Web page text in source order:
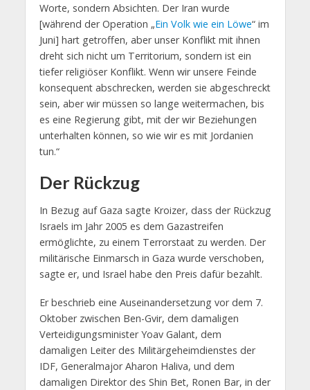
Worte, sondern Absichten. Der Iran wurde
[während der Operation „Ein Volk wie ein Löwe“ im
Juni] hart getroffen, aber unser Konflikt mit ihnen
dreht sich nicht um Territorium, sondern ist ein
tiefer religiöser Konflikt. Wenn wir unsere Feinde
konsequent abschrecken, werden sie abgeschreckt
sein, aber wir müssen so lange weitermachen, bis
es eine Regierung gibt, mit der wir Beziehungen
unterhalten können, so wie wir es mit Jordanien
tun.“
Der Rückzug
In Bezug auf Gaza sagte Kroizer, dass der Rückzug
Israels im Jahr 2005 es dem Gazastreifen
ermöglichte, zu einem Terrorstaat zu werden. Der
militärische Einmarsch in Gaza wurde verschoben,
sagte er, und Israel habe den Preis dafür bezahlt.
Er beschrieb eine Auseinandersetzung vor dem 7.
Oktober zwischen Ben-Gvir, dem damaligen
Verteidigungsminister Yoav Galant, dem
damaligen Leiter des Militärgeheimdienstes der
IDF, Generalmajor Aharon Haliva, und dem
damaligen Direktor des Shin Bet, Ronen Bar, in der